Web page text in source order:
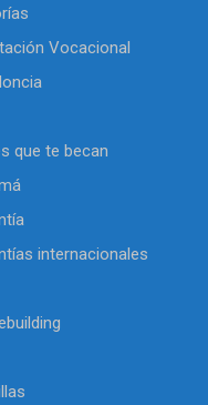
Vocacional
que te becan
internacionales